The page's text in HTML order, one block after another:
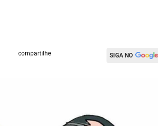
compartilhe SIGA NO